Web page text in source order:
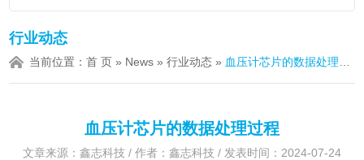
行业动态
当前位置：首 页 » News »行业动态 » 血压计芯片的数据处理过程
血压计芯片的数据处理过程
文章来源：鑫志科技 / 作者：鑫志科技 / 发表时间：2024-07-24